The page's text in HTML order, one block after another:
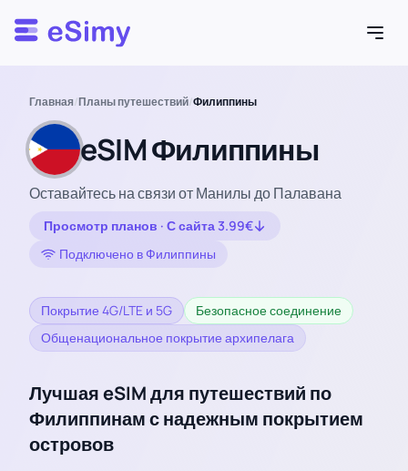
Esimy
Главная/Планы путешествий/Филиппины
eSIM Филиппины
Оставайтесь на связи от Манилы до Палавана
Просмотр планов · С сайта 3.99€
Подключено в Филиппины
Покрытие 4G/LTE и 5G
Безопасное соединение
Общенациональное покрытие архипелага
Лучшая eSIM для путешествий по
Филиппинам с надежным покрытием
островов